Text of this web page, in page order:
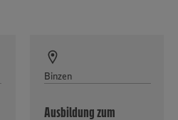
Binzen
Ausbildung zum